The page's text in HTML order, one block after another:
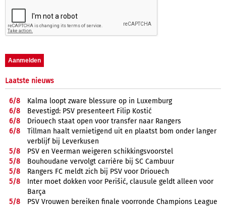
Laatste nieuws
6/8
Kalma loopt zware blessure op in Luxemburg
6/8
Bevestigd: PSV presenteert Filip Kostić
6/8
Driouech staat open voor transfer naar Rangers
6/8
Tillman haalt vernietigend uit en plaatst bom onder langer
verblijf bij Leverkusen
5/8
PSV en Veerman weigeren schikkingsvoorstel
5/8
Bouhoudane vervolgt carrière bij SC Cambuur
5/8
Rangers FC meldt zich bij PSV voor Driouech
5/8
Inter moet dokken voor Perišić, clausule geldt alleen voor
Barça
5/8
PSV Vrouwen bereiken finale voorronde Champions League